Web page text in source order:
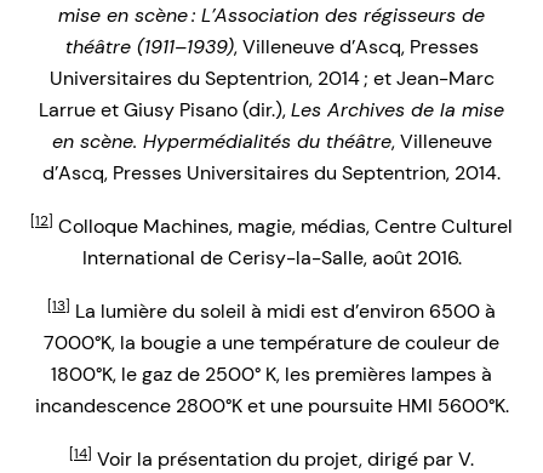
mise en scène : L’Association des régisseurs de
théâtre (1911–1939), Villeneuve d’Ascq, Presses
Universitaires du Septentrion, 2014 ; et Jean-Marc
Larrue et Giusy Pisano (dir.),Les Archives de la mise
en scène. Hypermédialités du théâtre, Villeneuve
d’Ascq, Presses Universitaires du Septentrion, 2014.
[12] Colloque Machines, magie, médias, Centre Culturel
International de Cerisy-la-Salle, août 2016.
[13] La lumière du soleil à midi est d’environ 6500 à
7000°K, la bougie a une température de couleur de
1800°K, le gaz de 2500° K, les premières lampes à
incandescence 2800°K et une poursuite HMI 5600°K.
[14] Voir la présentation du projet, dirigé par V.